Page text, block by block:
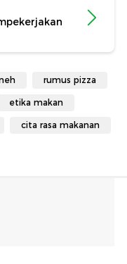
rumus pizza
etika makan
cita rasa makanan